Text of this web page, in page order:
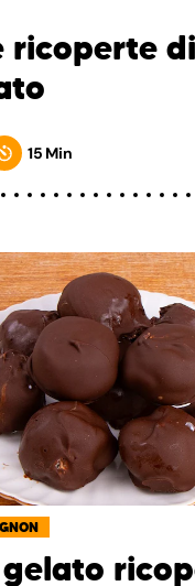
ricoperte di
15 Min